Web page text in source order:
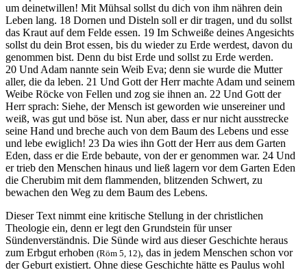
um deinetwillen! Mit Mühsal sollst du dich von ihm nähren dein
Leben lang. 18 Dornen und Disteln soll er dir tragen, und du sollst
das Kraut auf dem Felde essen. 19 Im Schweiße deines Angesichts
sollst du dein Brot essen, bis du wieder zu Erde werdest, davon du
genommen bist. Denn du bist Erde und sollst zu Erde werden.
20 Und Adam nannte sein Weib Eva; denn sie wurde die Mutter
aller, die da leben. 21 Und Gott derHerrmachte Adam und seinem
Weibe Röcke von Fellen und zog sie ihnen an. 22 Und Gott der
Herrsprach: Siehe, der Mensch ist geworden wie unsereiner und
weiß, was gut und böse ist. Nun aber, dass er nur nicht ausstrecke
seine Hand und breche auch von dem Baum des Lebens und esse
und lebe ewiglich! 23 Da wies ihn Gott derHerraus dem Garten
Eden, dass er die Erde bebaute, von der er genommen war. 24 Und
er trieb den Menschen hinaus und ließ lagern vor dem Garten Eden
die Cherubim mit dem flammenden, blitzenden Schwert, zu
bewachen den Weg zu dem Baum des Lebens.
Dieser Text nimmt eine kritische Stellung in der christlichen
Theologie ein, denn er legt den Grundstein für unser
Sündenverständnis. Die Sünde wird aus dieser Geschichte heraus
zum Erbgut erhoben (Röm 5, 12), das in jedem Menschen schon vor
der Geburt existiert. Ohne diese Geschichte hätte es Paulus wohl